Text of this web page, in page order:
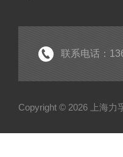
联系电话：
Copyright © 2026 上海力